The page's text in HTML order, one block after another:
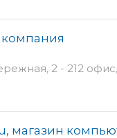
компания
2 - 212
магазин